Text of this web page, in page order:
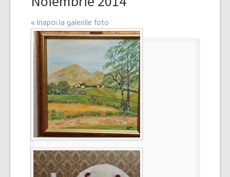
Proiecte
Multimedia
Contact
Select Language▼
« Inapoi la galeriile foto